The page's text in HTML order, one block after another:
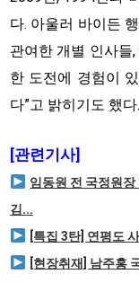
다. 아울러 바이든
관여한 개별 인사들
한 도전에 경험이
다”고 밝히기도 했다.
[관련기사]
임동원 전 국정원장
김...
[특집 3탄] 연평도
[현장취재] 남주홍